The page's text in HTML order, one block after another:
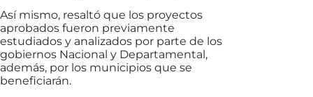
Así mismo, resaltó que los proyectos
aprobados fueron previamente
estudiados y analizados por parte de los
gobiernos Nacional y Departamental,
además, por los municipios que se
beneficiarán.